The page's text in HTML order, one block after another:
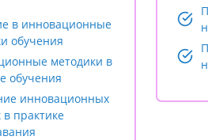
в инновационные
обучения
методики в
обучения
инновационных
в практике